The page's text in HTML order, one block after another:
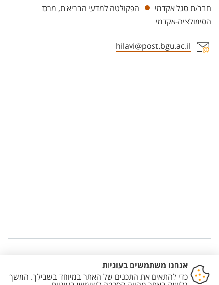
Departments
חבר/ת סגל אקדמי
הפקולטה למדעי הבריאות, מרכז
הסימולציה-אקדמי
hilavi@post.bgu.ac.il